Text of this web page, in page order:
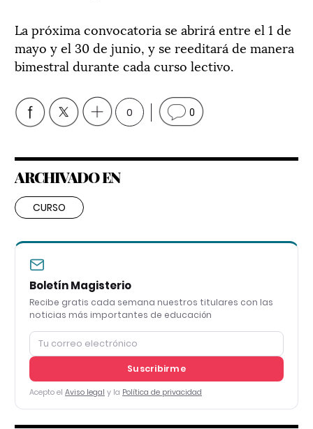
La próxima convocatoria se abrirá entre el 1 de
mayo y el 30 de junio, y se reeditará de manera
bimestral durante cada curso lectivo.
0 0
ARCHIVADO EN
CURSO
Boletín Magisterio
Recibe gratis cada semana nuestros titulares con las
noticias más importantes de educación
Suscribirme
Acepto el Aviso legal y la Política de privacidad